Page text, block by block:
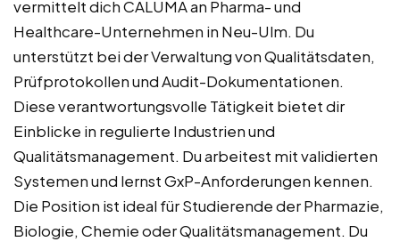
vermittelt dich CALUMA an Pharma- und
Healthcare-Unternehmen in Neu-Ulm. Du
unterstützt bei der Verwaltung von Qualitätsdaten,
Prüfprotokollen und Audit-Dokumentationen.
Diese verantwortungsvolle Tätigkeit bietet dir
Einblicke in regulierte Industrien und
Qualitätsmanagement. Du arbeitest mit validierten
Systemen und lernst GxP-Anforderungen kennen.
Die Position ist ideal für Studierende der Pharmazie,
Biologie, Chemie oder Qualitätsmanagement. Du